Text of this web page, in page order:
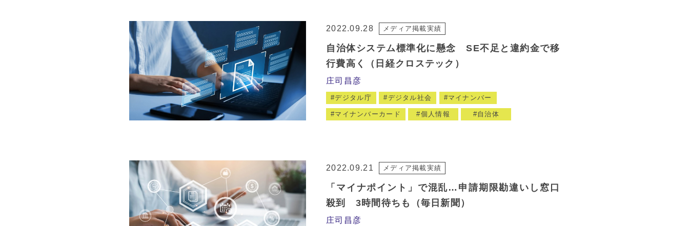
2022.09.28 メディア掲載実績
自治体システム標準化に懸念 SE不足と違約金で移
行費高く（日経クロステック）
庄司昌彦
デジタル庁 デジタル社会 マイナンバー
マイナンバーカード 個人情報 自治体
2022.09.21 メディア掲載実績
「マイナポイント」で混乱…申請期限勘違いし窓口
殺到 3時間待ちも（毎日新聞）
庄司昌彦